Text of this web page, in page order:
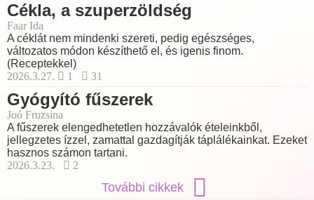
Cékla, a szuperzöldség
Faar Ida
A céklát nem mindenki szereti, pedig egészséges,
változatos módon készíthető el, és igenis finom.
(Receptekkel)
2026.3.27.
1 31
Gyógyító fűszerek
Joó Fruzsina
A fűszerek elengedhetetlen hozzávalók ételeinkből,
jellegzetes ízzel, zamattal gazdagítják táplálékainkat. Ezeket
hasznos számon tartani.
2026.3.23.
2
További cikkek